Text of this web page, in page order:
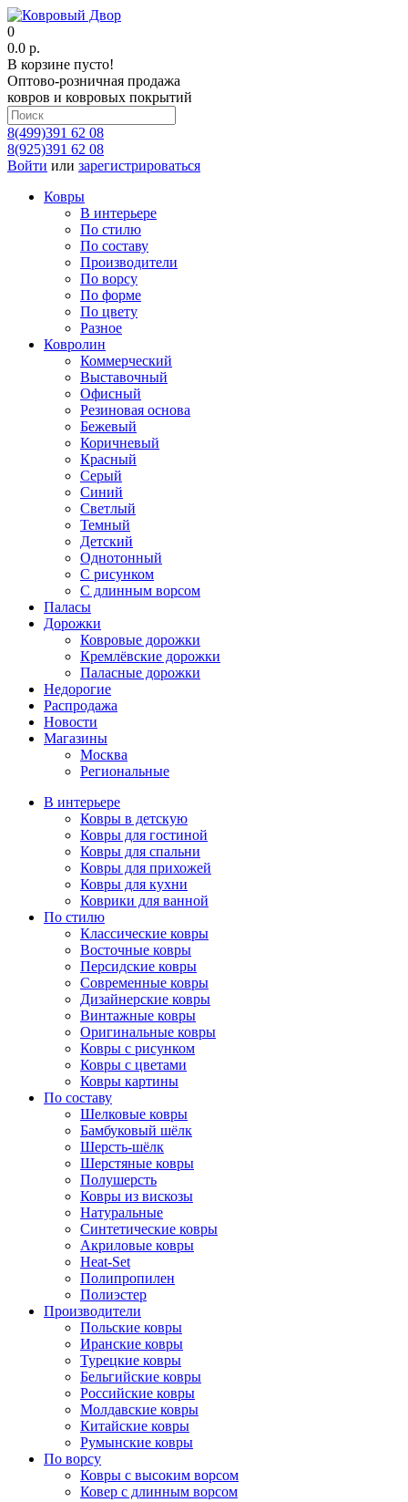
0
0.0 р.
В корзине пусто!
Оптово-розничная продажа
ковров и ковровых покрытий
8(499)391 62 08
8(925)391 62 08
Войти или зарегистрироваться
Ковры
В интерьере
По стилю
По составу
Производители
По ворсу
По форме
По цвету
Разное
Ковролин
Коммерческий
Выставочный
Офисный
Резиновая основа
Бежевый
Коричневый
Красный
Серый
Синий
Светлый
Темный
Детский
Однотонный
С рисунком
С длинным ворсом
Паласы
Дорожки
Ковровые дорожки
Кремлёвские дорожки
Паласные дорожки
Недорогие
Распродажа
Новости
Магазины
Москва
Региональные
В интерьере
Ковры в детскую
Ковры для гостиной
Ковры для спальни
Ковры для прихожей
Ковры для кухни
Коврики для ванной
По стилю
Классические ковры
Восточные ковры
Персидские ковры
Современные ковры
Дизайнерские ковры
Винтажные ковры
Оригинальные ковры
Ковры с рисунком
Ковры с цветами
Ковры картины
По составу
Шелковые ковры
Бамбуковый шёлк
Шерсть-шёлк
Шерстяные ковры
Полушерсть
Ковры из вискозы
Натуральные
Синтетические ковры
Акриловые ковры
Heat-Set
Полипропилен
Полиэстер
Производители
Польские ковры
Иранские ковры
Турецкие ковры
Бельгийские ковры
Российские ковры
Молдавские ковры
Китайские ковры
Румынские ковры
По ворсу
Ковры с высоким ворсом
Ковер с длинным ворсом